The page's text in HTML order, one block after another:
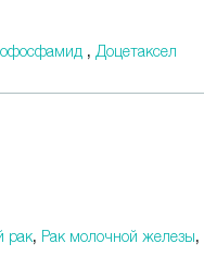
, Доцетаксел
рак, Рак молочной железы,